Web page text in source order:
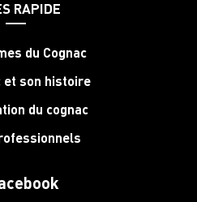
RAPIDE
du Cognac
et son histoire
du cognac